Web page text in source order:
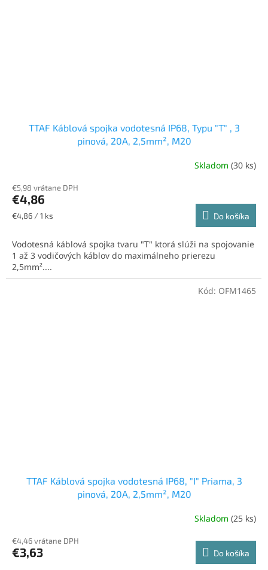
TTAF Káblová spojka vodotesná IP68, Typu "T" , 3
pinová, 20A, 2,5mm², M20
produktu
je
5,0
hviezdičiek.
Skladom(30 ks)
€5,98 vrátane DPH
€4,86
Jednotková
€4,86 / 1 ks Do košíka
Vodotesná káblová spojka tvaru "T" ktorá slúži na spojovanie
1 až 3 vodičových káblov do maximálneho prierezu
2,5mm²....
TTAF Káblová spojka vodotesná IP68, "I" Priama, 3
pinová, 20A, 2,5mm², M20
produktu
je
Skladom(25 ks)
€4,46 vrátane DPH
€3,63 Do košíka
Kód: OFM1465